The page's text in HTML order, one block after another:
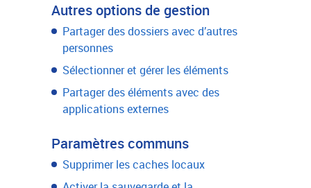
Autres options de gestion
Partager des dossiers avec d’autres
personnes
Sélectionner et gérer les éléments
Partager des éléments avec des
applications externes
Paramètres communs
Supprimer les caches locaux